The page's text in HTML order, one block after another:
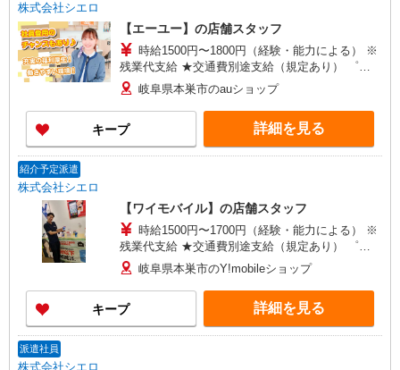
株式会社シエロ
【エーユー】の店舗スタッフ
時給1500円〜1800円（経験・能力による） ※
残業代支給 ★交通費別途支給（規定あり） ゜
+゜・。○。・゜+゜・。○。・゜+゜ 入社祝い金10
万円支給(規定有) お友達を紹介頂くと, インセンテ
ィブ支給(規定有) ★月2回払い・週払い可能（規程
有）★ ゜・。○。・゜+゜・。○。・゜+゜
岐阜県本巣市のauショップ
キープ 詳細を見る
紹介予定派遣
株式会社シエロ
【ワイモバイル】の店舗スタッフ
時給1500円〜1700円（経験・能力による） ※
残業代支給 ★交通費別途支給（規定あり） ゜
+゜・。○。・゜+゜・。○。・゜+゜ 入社祝い金10
万円支給(規定有) お友達を紹介頂くと, インセンテ
ィブ支給(規定有) ★月2回払い・週払い可能（規程
有）★ ゜・。○。・゜+゜・。○。・゜+゜
岐阜県本巣市のY!mobileショップ
キープ 詳細を見る
派遣社員
株式会社シエロ